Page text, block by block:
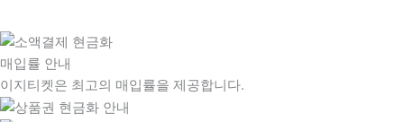
매입률 안내
이지티켓은 최고의 매입률을 제공합니다.